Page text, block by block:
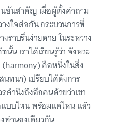
อันสำคัญ เมื่อผู้ตั้งคำถาม
งใจต่อกัน กระบวนการที่
ราบรื่นง่ายดาย ในระหว่าง
น เราได้เรียนรู้ว่า จังหวะ
คือหนึ่งในสิ่ง
ทนา) เปรียบได้ดั่งการ
คำนึงถึงอีกคนด้วยว่าเขา
บบไหน พร้อมแค่ไหน แล้ว
ทำนองเดียวกัน